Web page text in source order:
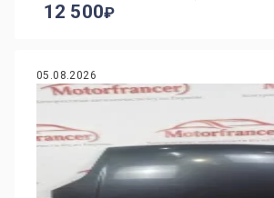
12 500
05.08.2026